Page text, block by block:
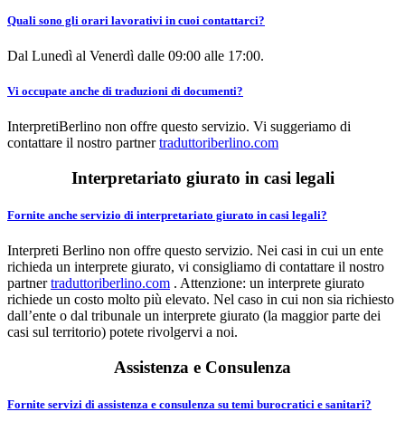
Quali sono gli orari lavorativi in cuoi contattarci?
Dal Lunedì al Venerdì dalle 09:00 alle 17:00.
Vi occupate anche di traduzioni di documenti?
InterpretiBerlino non offre questo servizio. Vi suggeriamo di
contattare il nostro partnertraduttoriberlino.com
Interpretariato giurato in casi legali
Fornite anche servizio di interpretariato giurato in casi legali?
Interpreti Berlino non offre questo servizio. Nei casi in cui un ente
richieda un interprete giurato, vi consigliamo di contattare il nostro
partnertraduttoriberlino.com . Attenzione: un interprete giurato
richiede un costo molto più elevato. Nel caso in cui non sia richiesto
dall’ente o dal tribunale un interprete giurato (la maggior parte dei
casi sul territorio) potete rivolgervi a noi.
Assistenza e Consulenza
Fornite servizi di assistenza e consulenza su temi burocratici e sanitari?